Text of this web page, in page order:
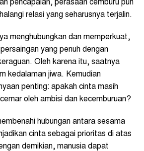
pencapaian, perasaan cemburu pun
relasi yang seharusnya terjalin.
menghubungkan dan memperkuat,
yang penuh dengan
Oleh karena itu, saatnya
kedalaman jiwa. Kemudian
penting: apakah cinta masih
oleh ambisi dan kecemburuan?
hubungan antara sesama
cinta sebagai prioritas di atas
demikian, manusia dapat